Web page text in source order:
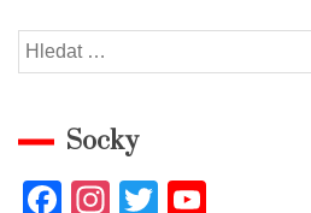
Vyhledávání
Socky
F In T